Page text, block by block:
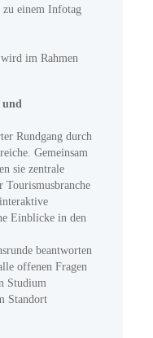
einem Infotag
im Rahmen
und
Rundgang durch
Gemeinsam
sie zentrale
Tourismusbranche
Einblicke in den
beantworten
offenen Fragen
Studium
Standort